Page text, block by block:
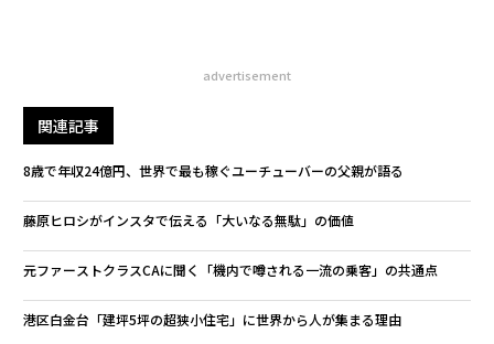
advertisement
関連記事
8歳で年収24億円、世界で最も稼ぐユーチューバーの父親が語る
藤原ヒロシがインスタで伝える「大いなる無駄」の価値
元ファーストクラスCAに聞く「機内で噂される一流の乗客」の共通点
港区白金台「建坪5坪の超狭小住宅」に世界から人が集まる理由